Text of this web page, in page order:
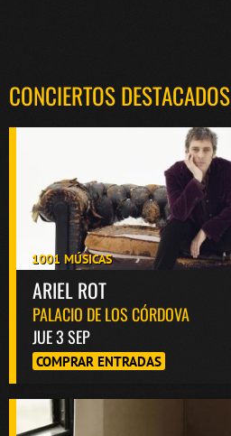
CONCIERTOS DESTACADOS
1001 MÚSICAS
ARIEL ROT
PALACIO DE LOS CÓRDOVA
JUE 3 SEP
COMPRAR ENTRADAS